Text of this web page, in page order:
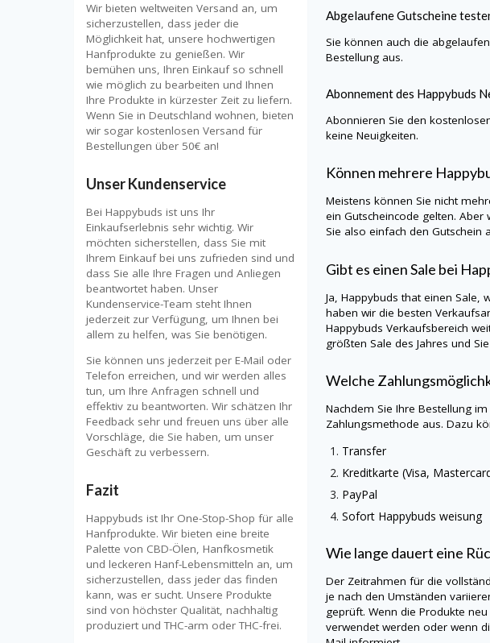
Abgelaufene Gutscheine
Sie können auch die
Bestellung aus.
Abonnement des Happybuds
Abonnieren Sie den
keine Neuigkeiten.
Können mehrere
Meistens können Sie nicht
ein Gutscheincode gelten. Aber
Sie also einfach den Gutschein
Gibt es einen Sale bei
Ja,Happybudsthat einen Sale,
haben wir die besten
HappybudsVerkaufsbereich
größten Sale des Jahres und
Welche
Nachdem Sie Ihre Bestellung
Zahlungsmethode aus. Dazu
Transfer
Kreditkarte (Visa,
PayPal
Sofort Happybuds weisung
Wie lange dauert eine
Der Zeitrahmen für die
je nach den Umständen
geprüft. Wenn die Produkte
verwendet werden oder wenn
Wir bieten weltweiten Versand an, um
sicherzustellen, dass jeder die
Möglichkeit hat, unsere hochwertigen
Hanfprodukte zu genießen. Wir
bemühen uns, Ihren Einkauf so schnell
wie möglich zu bearbeiten und Ihnen
Ihre Produkte in kürzester Zeit zu liefern.
Wenn Sie in Deutschland wohnen, bieten
wir sogar kostenlosen Versand für
Bestellungen über 50€ an!
Unser Kundenservice
Bei Happybuds ist uns Ihr
Einkaufserlebnis sehr wichtig. Wir
möchten sicherstellen, dass Sie mit
Ihrem Einkauf bei uns zufrieden sind und
dass Sie alle Ihre Fragen und Anliegen
beantwortet haben. Unser
Kundenservice-Team steht Ihnen
jederzeit zur Verfügung, um Ihnen bei
allem zu helfen, was Sie benötigen.
Sie können uns jederzeit per E-Mail oder
Telefon erreichen, und wir werden alles
tun, um Ihre Anfragen schnell und
effektiv zu beantworten. Wir schätzen Ihr
Feedback sehr und freuen uns über alle
Vorschläge, die Sie haben, um unser
Geschäft zu verbessern.
Fazit
Happybuds ist Ihr One-Stop-Shop für alle
Hanfprodukte. Wir bieten eine breite
Palette von CBD-Ölen, Hanfkosmetik
und leckeren Hanf-Lebensmitteln an, um
sicherzustellen, dass jeder das finden
kann, was er sucht. Unsere Produkte
sind von höchster Qualität, nachhaltig
produziert und THC-arm oder THC-frei.